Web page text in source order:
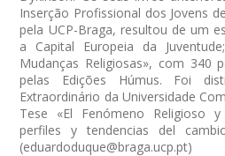
Inserção Profissional dos Jovens
pela UCP-Braga, resultou de um
a Capital Europeia da
Mudanças Religiosas», com 340
pelas Edições Húmus. Foi
Extraordinário da Universidade
Tese «El Fenómeno Religioso
perfiles y tendencias del
(eduardoduque@braga.ucp.pt)